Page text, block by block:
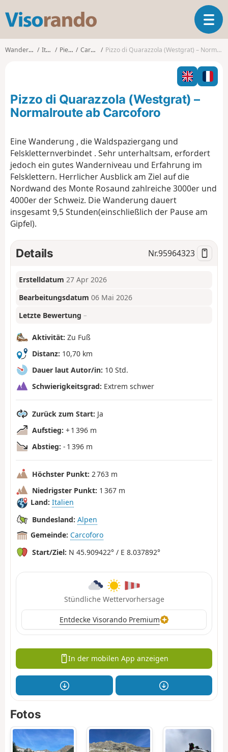
s
o
T
o
l
n
t
n
Wanderungen Italien Piemont Carcoforo Pizzo di Quarazzola (Westgrat) – Normalroute ab Carcoforo
Pizzo di Quarazzola (Westgrat) –
Normalroute ab Carcoforo
Eine Wanderung , die Waldspaziergang und
Felskletternverbindet . Sehr unterhaltsam, erfordert
jedoch ein gutes Wanderniveau und Erfahrung im
Felsklettern. HerrlicherAusblickam Ziel aufdie
Nordwand des Monte Rosaund zahlreiche 3000er und
4000erder Schweiz. Die Wanderung dauert
insgesamt9,5 Stunden(einschließlich der Pause am
Gipfel).
Details Nr.95964323
Erstelldatum 27 Apr 2026
Bearbeitungsdatum 06 Mai 2026
Letzte Bewertung –
Aktivität: Zu Fuß
Distanz: 10,70 km
Dauer laut Autor/in: 10 Std.
Schwierigkeitsgrad: Extrem schwer
Zurück zum Start: Ja
Aufstieg: + 1 396 m
Abstieg: - 1 396 m
Höchster Punkt: 2 763 m
Niedrigster Punkt: 1 367 m
Land: Italien
Bundesland: Alpen
Gemeinde: Carcoforo
Start/Ziel: N 45.909422° / E 8.037892°
Stündliche Wettervorhersage
Entdecke Visorando Premium
In der mobilen App anzeigen
Fotos